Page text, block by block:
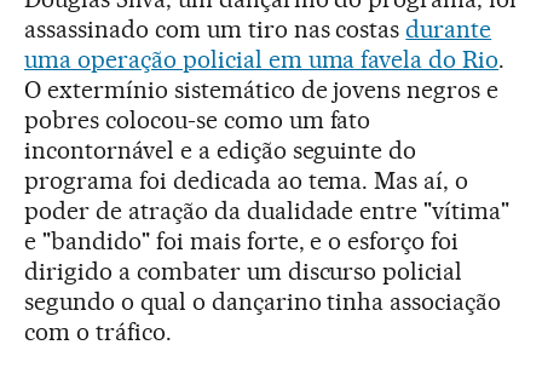
assassinado com um tiro nas costasdurante
uma operação policial em uma favela do Rio.
O extermínio sistemático de jovens negros e
pobres colocou-se como um fato
incontornável e a edição seguinte do
programa foi dedicada ao tema. Mas aí, o
poder de atração da dualidade entre "vítima"
e "bandido" foi mais forte, e o esforço foi
dirigido a combater um discurso policial
segundo o qual o dançarino tinha associação
com o tráfico.